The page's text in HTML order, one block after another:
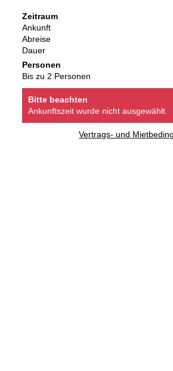
Zeitraum
Ankunft
Abreise
Dauer
Personen
Bis zu 2 Personen
Bitte beachten
Ankunftszeit wurde nicht ausgewählt.
Vertrags- und